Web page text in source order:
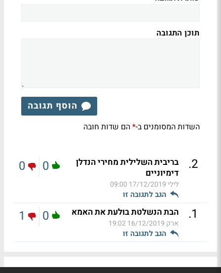
תוכן התגובה
הוסף תגובה
השדות המסומנים ב-*הם שדות חובה
2
.
בריבית השלילית מחירי הנדלן
דימיוניים
לילי17/12/2019 09:00
הגב לתגובה זו
0
0
1
. הבת הנשלטת בולעת את האמא
ארק 16/12/2019 19:02
הגב לתגובה זו
0
1